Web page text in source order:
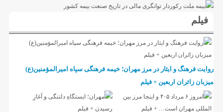
فیلم
روایت فرهنگ و ایثار در مرز مهران؛ خیمه فرهنگی سپاه امیرالمؤمنین(ع)
میزبان زائران اربعین + فیلم